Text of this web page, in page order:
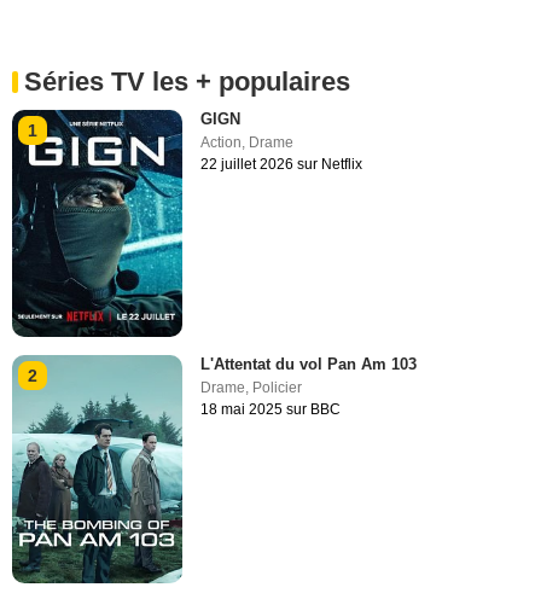
Séries TV les + populaires
1
GIGN
Action, Drame
22 juillet 2026 sur Netflix
2
L'Attentat du vol Pan Am 103
Drame, Policier
18 mai 2025 sur BBC